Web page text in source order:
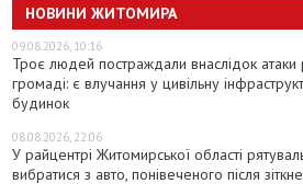
НОВИНИ ЖИТОМИРА
09.08.2026, 10:16
Троє людей постраждали внаслідок
громаді: є влучання у цивільну
будинок
08.08.2026, 22:06
У райцентрі Житомирської області
вибратися з авто, понівеченого після